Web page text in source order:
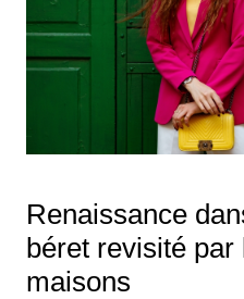
Renaissance
béret revisité par
maisons